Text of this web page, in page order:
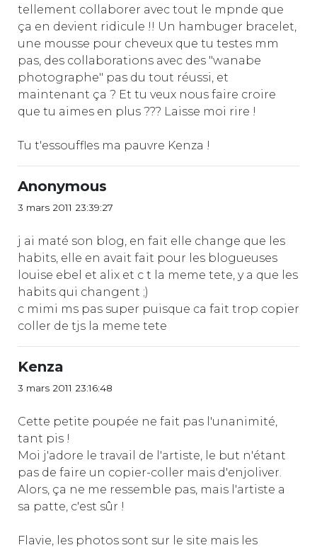
tellement collaborer avec tout le mpnde que
ça en devient ridicule !! Un hambuger bracelet,
une mousse pour cheveux que tu testes mm
pas, des collaborations avec des "wanabe
photographe" pas du tout réussi, et
maintenant ça ? Et tu veux nous faire croire
que tu aimes en plus ??? Laisse moi rire !
Tu t'essouffles ma pauvre Kenza !
Anonymous
3 mars 2011 23:39:27
j ai maté son blog, en fait elle change que les
habits, elle en avait fait pour les blogueuses
louise ebel et alix et c t la meme tete, y a que les
habits qui changent ;)
c mimi ms pas super puisque ca fait trop copier
coller de tjs la meme tete
Kenza
3 mars 2011 23:16:48
Cette petite poupée ne fait pas l'unanimité,
tant pis !
Moi j'adore le travail de l'artiste, le but n'étant
pas de faire un copier-coller mais d'enjoliver.
Alors, ça ne me ressemble pas, mais l'artiste a
sa patte, c'est sûr !
Flavie, les photos sont sur le site mais les